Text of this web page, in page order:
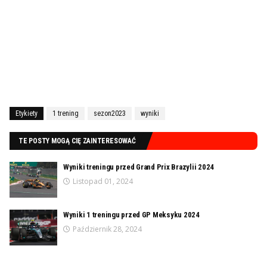
Etykiety 1 trening sezon2023 wyniki
TE POSTY MOGĄ CIĘ ZAINTERESOWAĆ
Wyniki treningu przed Grand Prix Brazylii 2024
Listopad 01, 2024
Wyniki 1 treningu przed GP Meksyku 2024
Październik 28, 2024